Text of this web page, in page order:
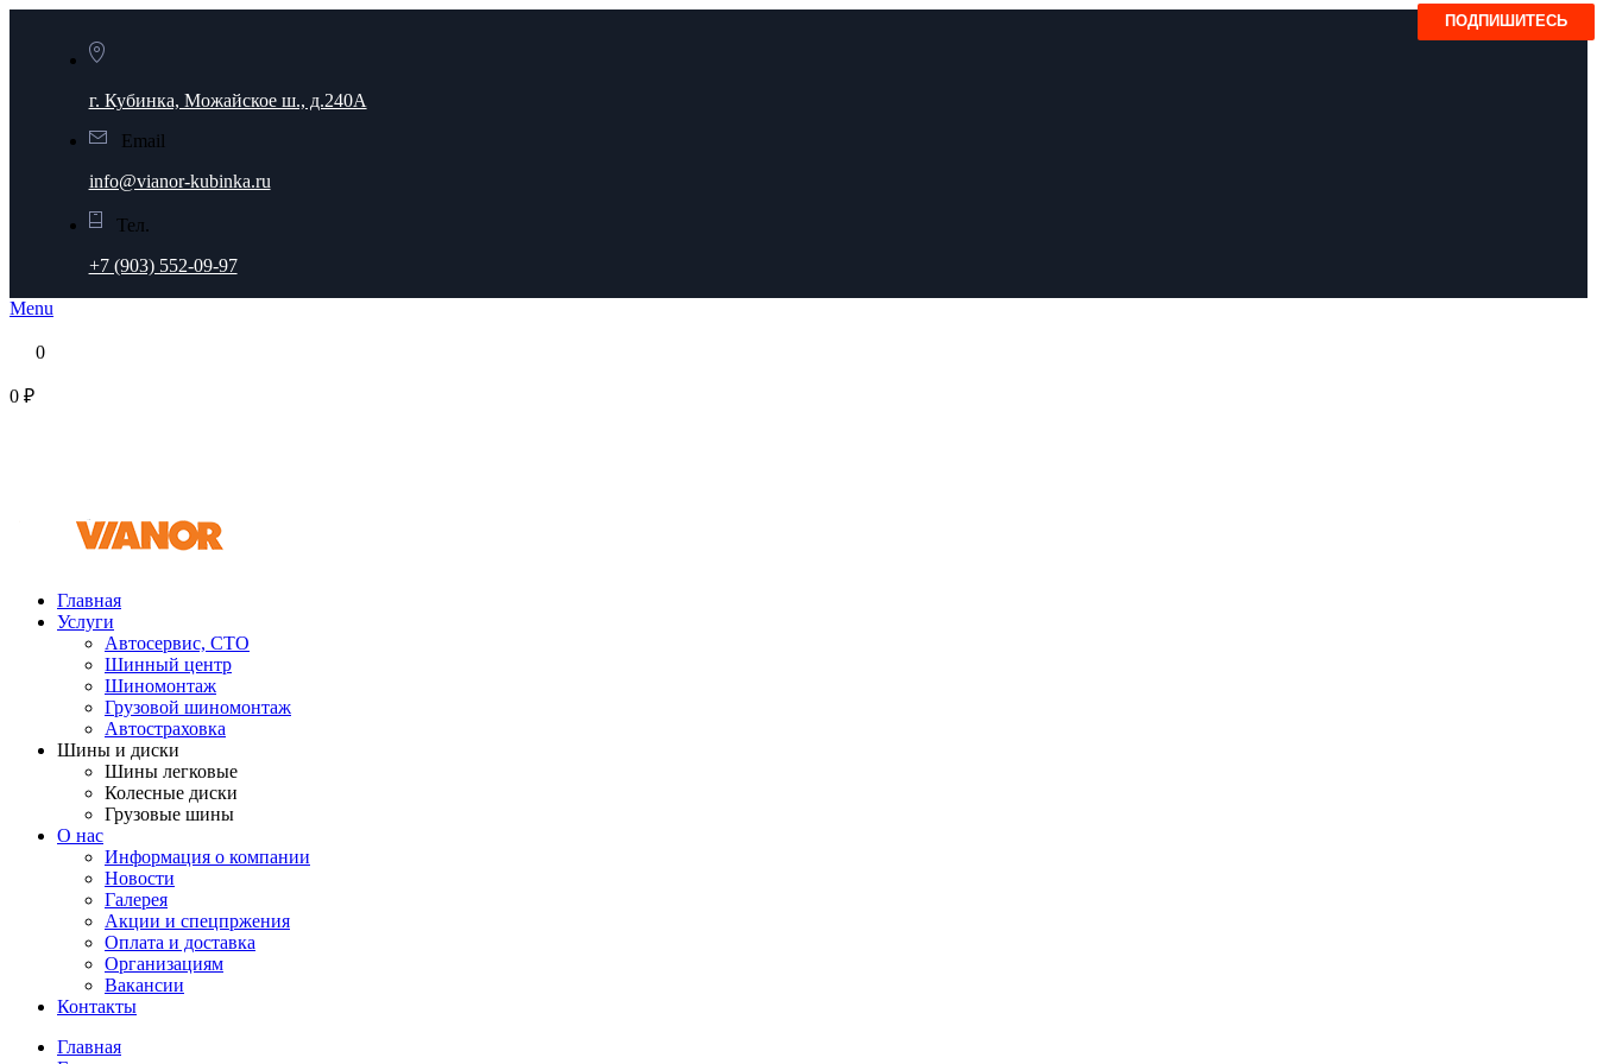
г. Кубинка, Можайское ш., д.240А
Email
info@vianor-kubinka.ru
Тел.
+7 (903) 552-09-97
Menu
0
0 ₽
Главная
Услуги
Автосервис, СТО
Шинный центр
Шиномонтаж
Грузовой шиномонтаж
Автостраховка
Шины и диски
Шины легковые
Колесные диски
Грузовые шины
О нас
Информация о компании
Новости
Галерея
Акции и спецпржения
Оплата и доставка
Организациям
Вакансии
Контакты
Главная